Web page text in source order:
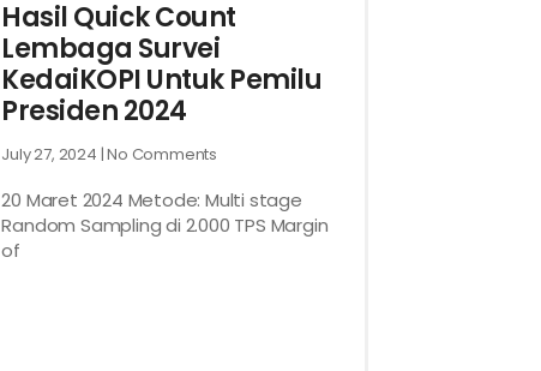
Hasil Quick Count
Lembaga Survei
KedaiKOPI Untuk Pemilu
Presiden 2024
July 27, 2024 No Comments
20 Maret 2024 Metode: Multi stage
Random Sampling di 2.000 TPS Margin
of